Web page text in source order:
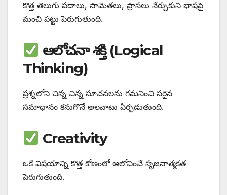
కొత్త తెలుగు పదాలు, సామెతలు, ప్రాసలు నేర్చుకుని భాషపై
మంచి పట్టు పెరుగుతుంది.
ఆలోచనా శక్తి (Logical
Thinking)
ప్రశ్నలోని చిన్న చిన్న సూచనలను గమనించి సరైన
సమాధానం కనుగొనే అలవాటు ఏర్పడుతుంది.
Creativity
ఒకే విషయాన్ని కొత్త కోణంలో ఆలోచించే సృజనాత్మకత
పెరుగుతుంది.